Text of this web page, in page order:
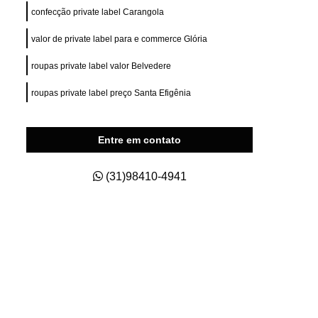
Fit
Private Label para e Commerce
Private Label Roupas Masculinas
Size
Roupas Private Label
Estamparia de Camisetas Digital
Estamparia Digital em Camiseta
Estamparia Digital para Camiseta
confecção private label Carangola
valor de private label para e commerce Glória
roupas private label valor Belvedere
roupas private label preço Santa Efigênia
Entre em contato
(31)98410-4941